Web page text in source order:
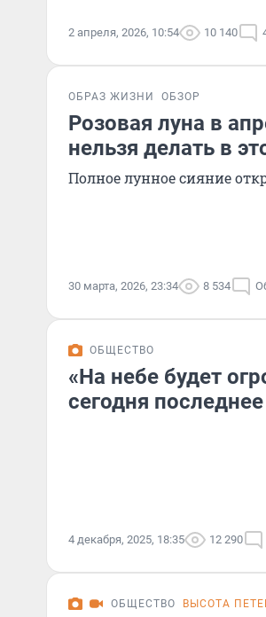
2 апреля, 2026, 10:54 10 140
ОБРАЗ ЖИЗНИ ОБЗОР
Розовая луна в
нельзя делать в
Полное лунное сияние
30 марта, 2026, 23:34 8 534
ОБЩЕСТВО
«На небе будет
сегодня
4 декабря, 2025, 18:35 12 290
ОБЩЕСТВО ВЫСОТА